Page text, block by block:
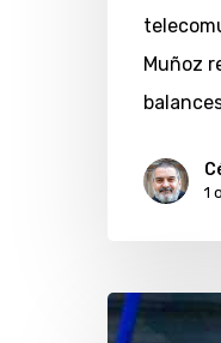
próximo
Muñoz
1
Balances